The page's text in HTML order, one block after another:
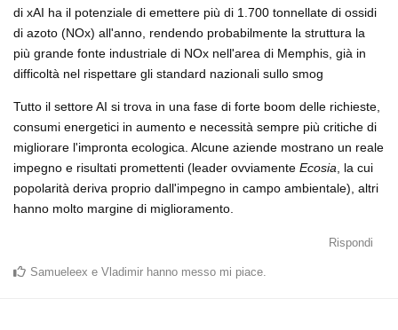
di xAI ha il potenziale di emettere più di 1.700 tonnellate di ossidi
di azoto (NOx) all'anno, rendendo probabilmente la struttura la
più grande fonte industriale di NOx nell'area di Memphis, già in
difficoltà nel rispettare gli standard nazionali sullo smog
Tutto il settore AI si trova in una fase di forte boom delle richieste,
consumi energetici in aumento e necessità sempre più critiche di
migliorare l'impronta ecologica. Alcune aziende mostrano un reale
impegno e risultati promettenti (leader ovviamente Ecosia , la cui
popolarità deriva proprio dall'impegno in campo ambientale), altri
hanno molto margine di miglioramento.
Rispondi
Samueleex e Vladimir hanno messo mi piace